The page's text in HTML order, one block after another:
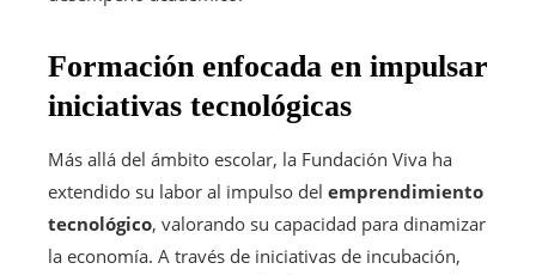
Formación enfocada en impulsar
iniciativas tecnológicas
Más allá del ámbito escolar, la Fundación Viva ha
extendido su labor al impulso del emprendimiento
tecnológico, valorando su capacidad para dinamizar
la economía. A través de iniciativas de incubación,